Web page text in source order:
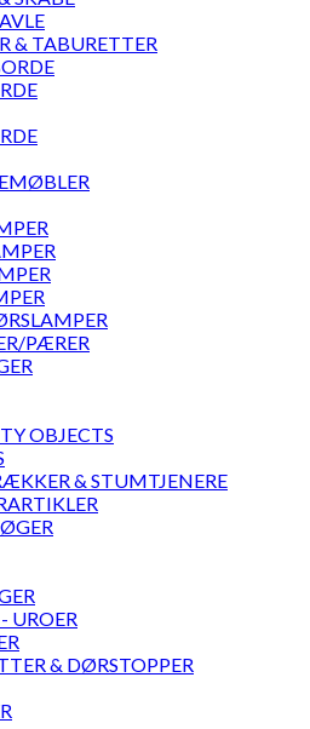
& TABURETTER
PÆRER
OBJECTS
& STUMTJENERE
UROER
& DØRSTOPPER